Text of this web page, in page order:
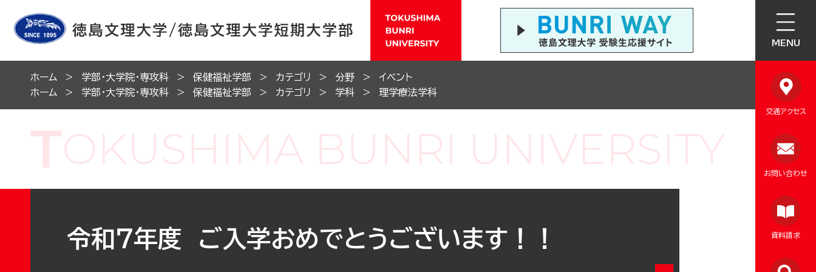
MENU
交通アクセス
お問い合わせ
資料請求
ホーム 学部・大学院・専攻科 保健福祉学部 カテゴリ 分野
イベント
ホーム
学部・大学院・専攻科 保健福祉学部 カテゴリ 学科 理学療法学科
令和７年度 ご入学おめでとうございます！！